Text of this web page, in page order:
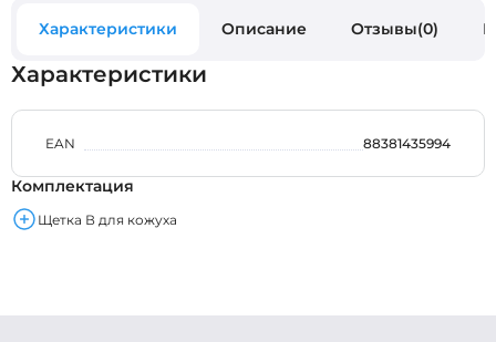
Характеристики Описание Отзывы(0)
Характеристики
EAN 88381435994
Комплектация
Щетка В для кожуха